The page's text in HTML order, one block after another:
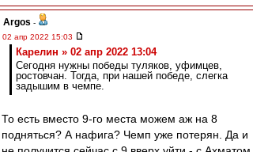
Argos -
02 апр 2022 15:03
Карелин » 02 апр 2022 13:04
Сегодня нужны победы туляков, уфимцев,
ростовчан. Тогда, при нашей победе, слегка
задышим в чемпе.
То есть вместо 9-го места можем аж на 8
подняться? А нафига? Чемп уже потерян. Да и